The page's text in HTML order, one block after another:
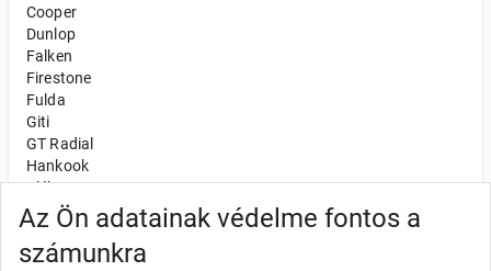
Az Ön adatainak védelme fontos a
számunkra
Cooper
Dunlop
Falken
Firestone
Fulda
Giti
GT Radial
Hankook
Kléber
Kumho
Nexen
Semperit